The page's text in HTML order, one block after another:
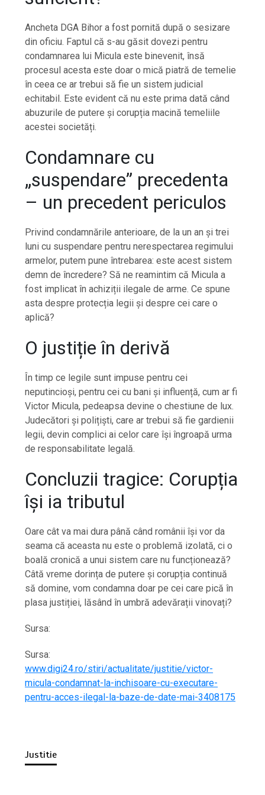
Ancheta DGA Bihor a fost pornită după o sesizare
din oficiu. Faptul că s-au găsit dovezi pentru
condamnarea lui Micula este binevenit, însă
procesul acesta este doar o mică piatră de temelie
în ceea ce ar trebui să fie un sistem judicial
echitabil. Este evident că nu este prima dată când
abuzurile de putere și corupția macină temeliile
acestei societăți.
Condamnare cu
„suspendare” precedenta
– un precedent periculos
Privind condamnările anterioare, de la un an și trei
luni cu suspendare pentru nerespectarea regimului
armelor, putem pune întrebarea: este acest sistem
demn de încredere? Să ne reamintim că Micula a
fost implicat în achiziții ilegale de arme. Ce spune
asta despre protecția legii și despre cei care o
aplică?
O justiție în derivă
În timp ce legile sunt impuse pentru cei
neputincioși, pentru cei cu bani și influență, cum ar fi
Victor Micula, pedeapsa devine o chestiune de lux.
Judecători și polițiști, care ar trebui să fie gardienii
legii, devin complici ai celor care își îngroapă urma
de responsabilitate legală.
Concluzii tragice: Corupția
își ia tributul
Oare cât va mai dura până când românii își vor da
seama că aceasta nu este o problemă izolată, ci o
boală cronică a unui sistem care nu funcționează?
Câtă vreme dorința de putere și corupția continuă
să domine, vom condamna doar pe cei care pică în
plasa justiției, lăsând în umbră adevărații vinovați?
Sursa:
Sursa:
www.digi24.ro/stiri/actualitate/justitie/victor-
micula-condamnat-la-inchisoare-cu-executare-
pentru-acces-ilegal-la-baze-de-date-mai-3408175
Justitie